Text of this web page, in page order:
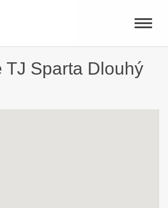
Toggle
TJ Sparta Dlouhý